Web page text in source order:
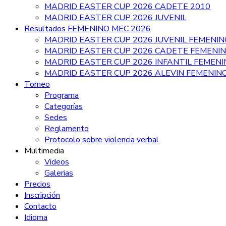
MADRID EASTER CUP 2026 CADETE 2010
MADRID EASTER CUP 2026 JUVENIL
Resultados FEMENINO MEC 2026
MADRID EASTER CUP 2026 JUVENIL
MADRID EASTER CUP 2026 CADETE
MADRID EASTER CUP 2026 INFANTIL
MADRID EASTER CUP 2026 ALEVIN
Torneo
Programa
Categorías
Sedes
Reglamento
Protocolo sobre violencia verbal
Multimedia
Videos
Galerias
Precios
Inscripción
Contacto
Idioma